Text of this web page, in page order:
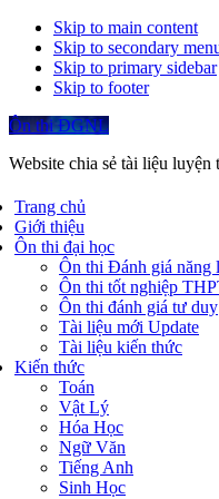
Skip to main content
Skip to secondary
Skip to primary sidebar
Skip to footer
Ôn thi ĐGNL
Website chia sẻ tài liệu luyện
Trang chủ
Giới thiệu
Ôn thi đại học
Ôn thi Đánh giá năng
Ôn thi tốt nghiệp
Ôn thi đánh giá tư duy
Tài liệu mới Update
Tài liệu kiến thức
Kiến thức
Toán
Vật Lý
Hóa Học
Ngữ Văn
Tiếng Anh
Sinh Học